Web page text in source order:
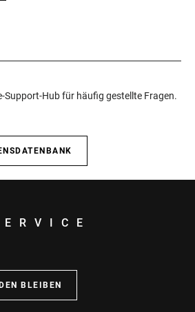
Support-Hub für häufig gestellte Fragen.
BLEIBEN